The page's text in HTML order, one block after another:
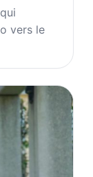
vers le